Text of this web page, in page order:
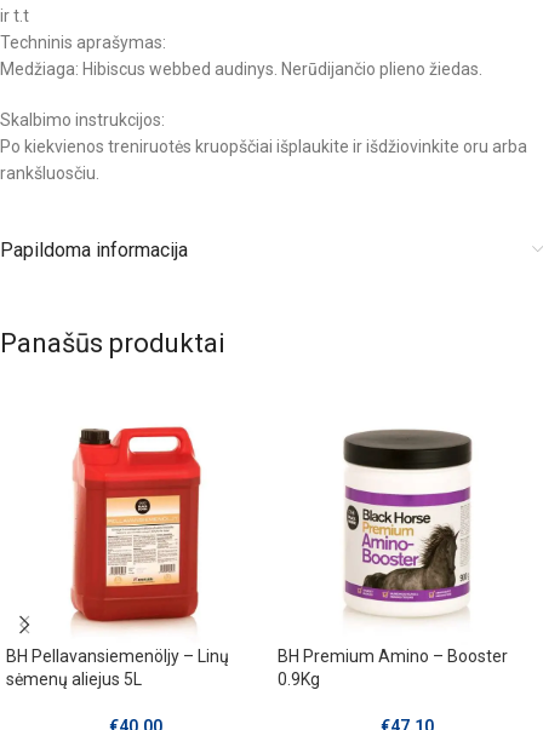
ir t.t
Techninis aprašymas:
Medžiaga: Hibiscus webbed audinys. Nerūdijančio plieno žiedas.
Skalbimo instrukcijos:
Po kiekvienos treniruotės kruopščiai išplaukite ir išdžiovinkite oru arba
rankšluosčiu.
Papildoma informacija
Panašūs produktai
BH Pellavansiemenöljy – Linų
sėmenų aliejus 5L
BH Premium Amino – Booster
0.9Kg